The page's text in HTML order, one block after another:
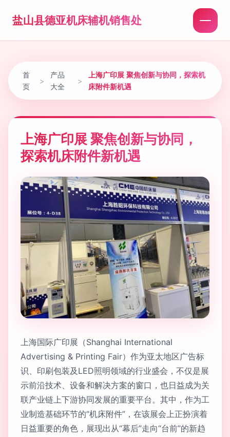
盐山县德亚机床辅机销售处
首
页
>
产品
大全
>
上海广印展 聚焦创新与协同，探索机
床附件新机遇
上海广印展 聚焦创新与协同，
探索机床附件新机遇
上海国际广印展（Shanghai International
Advertising & Printing Fair）作为亚太地区广告标
识、印刷包装及LED照明领域的行业盛会，不仅是展
示前沿技术、设备和解决方案的窗口，也日益成为关
联产业链上下游协同发展的重要平台。其中，作为工
业制造基础环节的“机床附件”，在该展会上正扮演着
日益重要的角色，展现出从“幕后”走向“台前”的新趋